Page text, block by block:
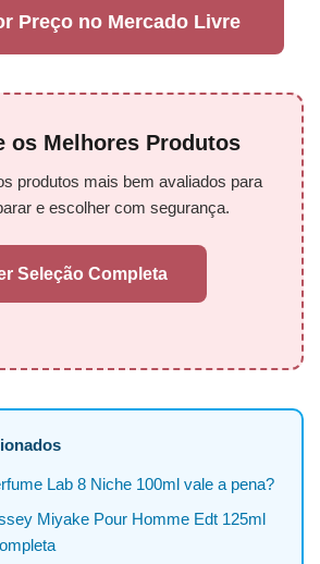
Preço no Mercado Livre
os Melhores Produtos
produtos mais bem avaliados para
e escolher com segurança.
Seleção Completa
Lab 8 Niche 100ml vale a pena?
Miyake Pour Homme Edt 125ml